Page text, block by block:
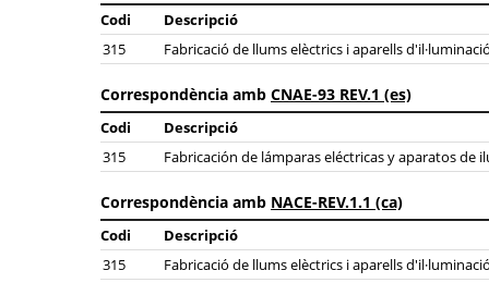
Codi
Descripció
315
Fabricació de llums elèctrics i aparells d'il·luminació
Correspondència amb CNAE-93 REV.1 (es)
Codi
Descripció
315
Fabricación de lámparas eléctricas y aparatos de
Correspondència amb NACE-REV.1.1 (ca)
Codi
Descripció
315
Fabricació de llums elèctrics i aparells d'il·luminació